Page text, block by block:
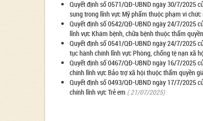
Quyết định số 0571/QĐ-UBND ngày 30/7/2025
sung trong lĩnh vực Mỹ phẩm thuộc phạm vi
Quyết định số 0542/QĐ-UBND ngày 24/7/2025
lĩnh vực Khám bệnh, chữa bệnh thuộc thẩm
Quyết định số 0541/QĐ-UBND ngày 24/7/2025
tục hành chính lĩnh vực Phòng, chống tệ nạn xã
Quyết định số 0467/QĐ-UBND ngày 16/7/2025
chính lĩnh vực Bảo trợ xã hội thuộc thẩm quyền
Quyết định số 0493/QĐ-UBND ngày 17/7/2025
chính lĩnh vực Trẻ em ( 21/07/2025)